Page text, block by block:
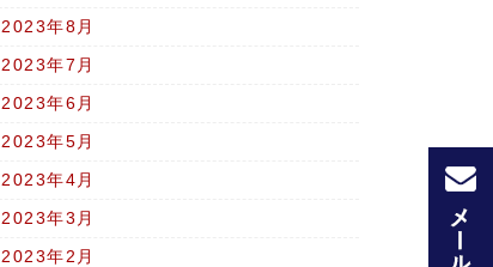
2023年8月
2023年7月
2023年6月
2023年5月
2023年4月
2023年3月
2023年2月